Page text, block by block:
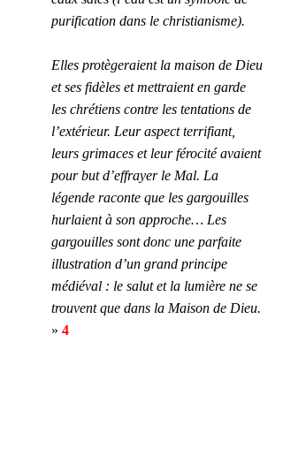
purification dans le christianisme).
Elles protègeraient la maison de Dieu
et ses fidèles et mettraient en garde
les chrétiens contre les tentations de
l’extérieur. Leur aspect terrifiant,
leurs grimaces et leur férocité avaient
pour but d’effrayer le Mal. La
légende raconte que les gargouilles
hurlaient à son approche… Les
gargouilles sont donc une parfaite
illustration d’un grand principe
médiéval : le salut et la lumière ne se
trouvent que dans la Maison de Dieu.
» 4